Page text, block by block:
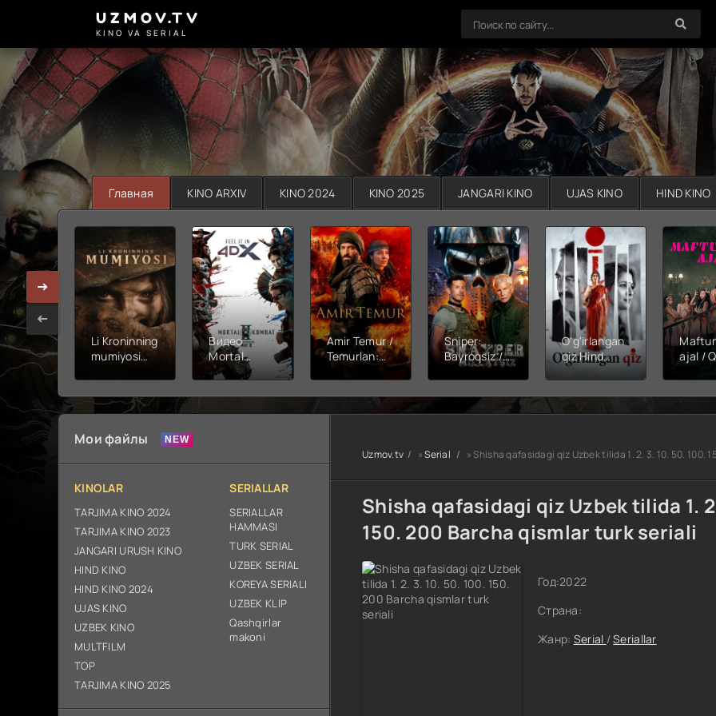
UZMOV.TV
KINO VA SERIAL
Главная KINO ARXIV KINO 2024 KINO 2025 JANGARI KINO UJAS KINO HIND KINO
Li Kroninning
mumiyosi
tarjima HD
skachat
Видео
Mortal
kombat 2 /
(2026)
Uzbek tilida
Amir Temur /
Temurlan:
Fathchining
Premyera
Netflix filmi
O'zbekcha
2026
tarjima kino
ix skachat
Sniper:
Bayroqsiz /
Snayper:
Bayroqsiz
snayper
Uzbek tilida
O'zbekcha
2026
Full HD tas-
ix skachat
O'g'irlangan
qiz Hind
kinosi 2026
O'zbekcha
tarjima kino
ajal /
tilida)
2026
Мои файлы
KINOLAR
TARJIMA KINO 2024
TARJIMA KINO 2023
JANGARI URUSH KINO
HIND KINO
HIND KINO 2024
UJAS KINO
UZBEK KINO
MULTFILM
TOP
TARJIMA KINO 2025
SERIALLAR
SERIALLAR
HAMMASI
TURK SERIAL
UZBEK SERIAL
KOREYA SERIALI
UZBEK KLIP
Qashqirlar
makoni
Uzmov.tv »Serial » Shisha qafasidagi qiz Uzbek tilida 1. 2. 3. 10. 50. 100.
Shisha qafasidagi qiz Uzbek tilida 1.
150. 200 Barcha qismlar turk seriali
Год:2022
Страна:
Жанр: Serial /Seriallar